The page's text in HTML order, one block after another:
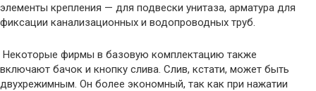
элементы крепления — для подвески унитаза, арматура для
фиксации канализационных и водопроводных труб.
Некоторые фирмы в базовую комплектацию также
включают бачок и кнопку слива. Слив, кстати, может быть
двухрежимным. Он более экономный, так как при нажатии